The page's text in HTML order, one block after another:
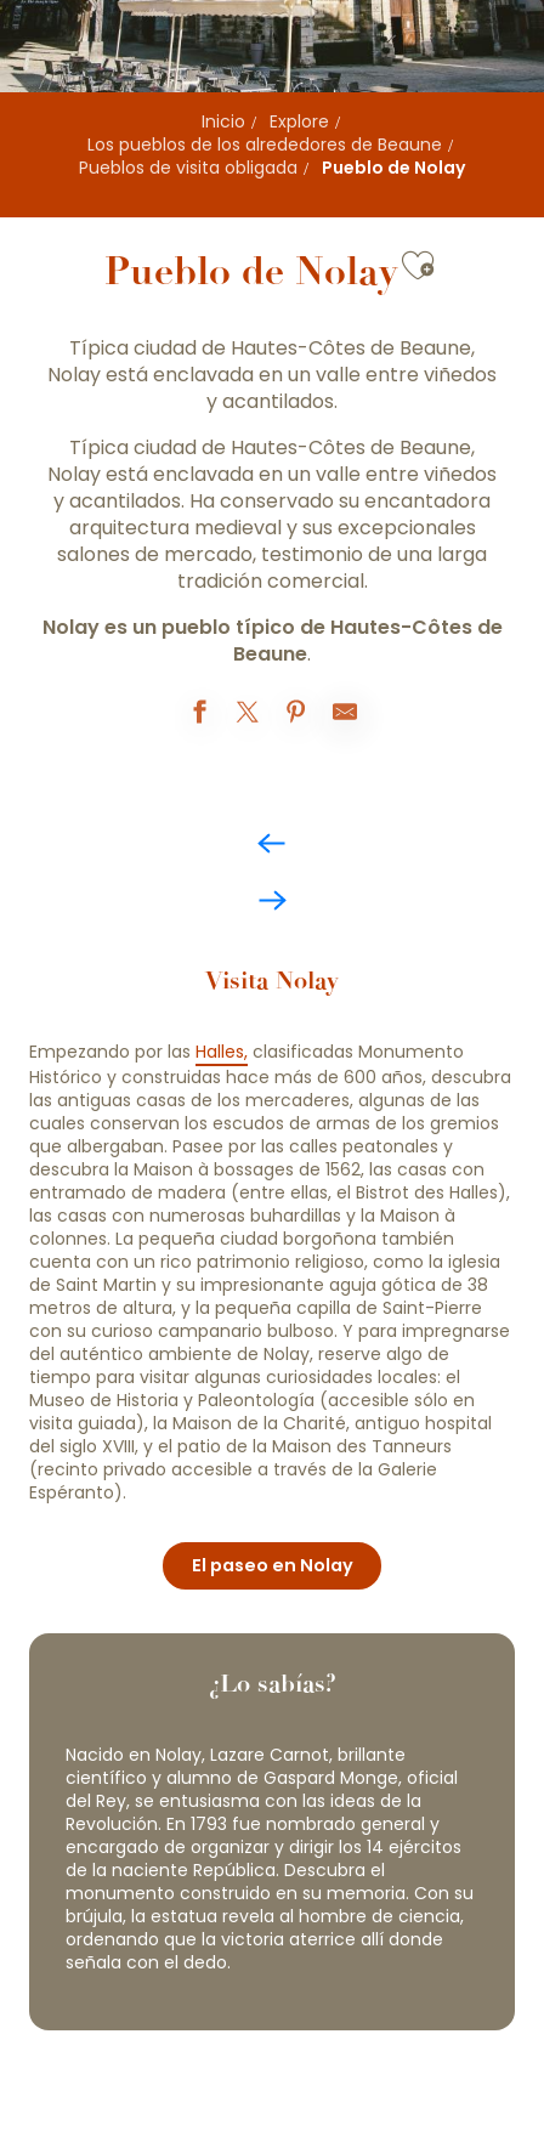
Inicio
Explore
Los pueblos de los alrededores de Beaune
Pueblos de visita obligada
Pueblo de Nolay
Pueblo de Nolay
Típica ciudad de Hautes-Côtes de Beaune,
Nolay está enclavada en un valle entre viñedos
y acantilados.
Típica ciudad de Hautes-Côtes de Beaune,
Nolay está enclavada en un valle entre viñedos
y acantilados. Ha conservado su encantadora
arquitectura medieval y sus excepcionales
salones de mercado, testimonio de una larga
tradición comercial.
Nolay es un pueblo típico de Hautes-Côtes de
Beaune.
Visita Nolay
Empezando por las Halles, clasificadas Monumento
Histórico y construidas hace más de 600 años, descubra
las antiguas casas de los mercaderes, algunas de las
cuales conservan los escudos de armas de los gremios
que albergaban. Pasee por las calles peatonales y
descubra la Maison à bossages de 1562, las casas con
entramado de madera (entre ellas, el Bistrot des Halles),
las casas con numerosas buhardillas y la Maison à
colonnes. La pequeña ciudad borgoñona también
cuenta con un rico patrimonio religioso, como la iglesia
de Saint Martin y su impresionante aguja gótica de 38
metros de altura, y la pequeña capilla de Saint-Pierre
con su curioso campanario bulboso. Y para impregnarse
del auténtico ambiente de Nolay, reserve algo de
tiempo para visitar algunas curiosidades locales: el
Museo de Historia y Paleontología (accesible sólo en
visita guiada), la Maison de la Charité, antiguo hospital
del siglo XVIII, y el patio de la Maison des Tanneurs
(recinto privado accesible a través de la Galerie
Espéranto).
El paseo en Nolay
¿Lo sabías?
Nacido en Nolay, Lazare Carnot, brillante
científico y alumno de Gaspard Monge, oficial
del Rey, se entusiasma con las ideas de la
Revolución. En 1793 fue nombrado general y
encargado de organizar y dirigir los 14 ejércitos
de la naciente República. Descubra el
monumento construido en su memoria. Con su
brújula, la estatua revela al hombre de ciencia,
ordenando que la victoria aterrice allí donde
señala con el dedo.